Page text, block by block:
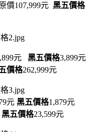
價107,999元 黑五價格
元 黑五價格3,899元
價格262,999元
元 黑五價格1,879元
黑五價格23,599元